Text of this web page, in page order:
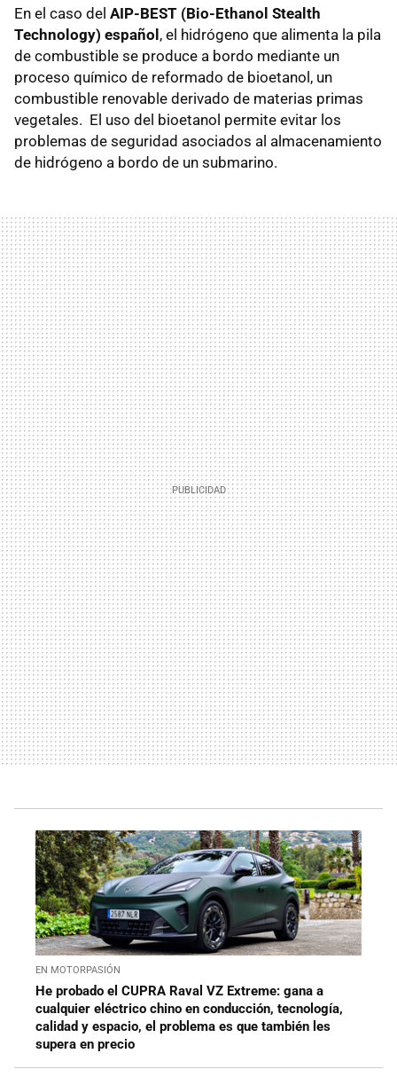
En el caso del AIP-BEST (Bio-Ethanol Stealth
Technology) español , el hidrógeno que alimenta la pila
de combustible se produce a bordo mediante un
proceso químico de reformado de bioetanol, un
combustible renovable derivado de materias primas
vegetales. El uso del bioetanol permite evitar los
problemas de seguridad asociados al almacenamiento
de hidrógeno a bordo de un submarino.
EN MOTORPASIÓN
He probado el CUPRA Raval VZ Extreme: gana a
cualquier eléctrico chino en conducción, tecnología,
calidad y espacio, el problema es que también les
supera en precio